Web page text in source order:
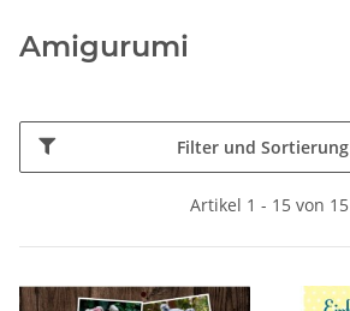
Amigurumi
Filter und Sortierung
Artikel 1 - 15 von 15